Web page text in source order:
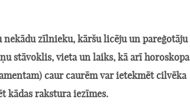
nekādu zīlnieku, kāršu licēju un pareģotāju
stāvoklis, vieta un laiks, kā arī horoskopa
caur caurēm var ietekmēt cilvēka
kādas rakstura iezīmes.